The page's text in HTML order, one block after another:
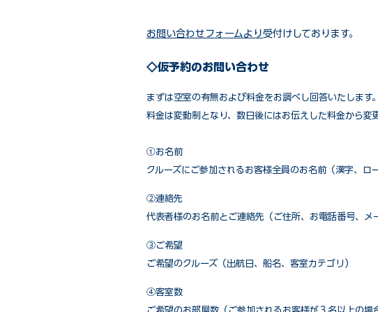
お問い合わせフォームより受付けしております。
◇仮予約のお問い合わせ
まずは空室の有無および料金をお調べし回答いたします
料金は変動制となり、数日後にはお伝えした料金から変
①お名前
クルーズにご参加されるお客様全員のお名前（漢字、ロ
②連絡先
代表者様のお名前とご連絡先（ご住所、お電話番号、メ
③ご希望
ご希望のクルーズ（出航日、船名、客室カテゴリ）
④客室数